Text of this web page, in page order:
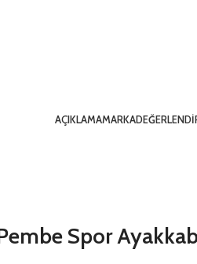
AÇIKLAMAMARKA
Spor